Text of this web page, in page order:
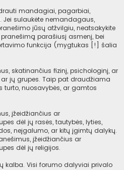
mandagiai, pagarbiai,
Jei sulaukėte nemandagaus,
jūsų atžvilgiu, neatsakykite
parašiusį asmenį, bei
funkcija (mygtukas [!] šalia
skatinančius fizinį, psichologinį, ar
jų grupes. Taip pat draudžiama
turto, nuosavybės, ar gamtos
įžeidžiančius ar
dėl jų rasės, tautybės, lyties,
neįgalumo, ar kitų įgimtų dalykų.
įžeidžiančius ar
dėl jų religijos.
kalba. Visi forumo dalyviai privalo